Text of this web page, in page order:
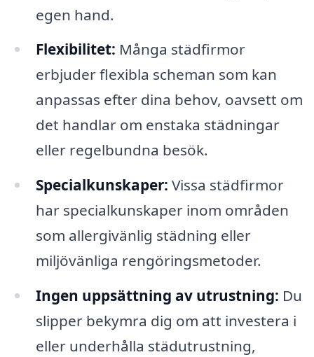
egen hand.
Flexibilitet: Många städfirmor
erbjuder flexibla scheman som kan
anpassas efter dina behov, oavsett om
det handlar om enstaka städningar
eller regelbundna besök.
Specialkunskaper: Vissa städfirmor
har specialkunskaper inom områden
som allergivänlig städning eller
miljövänliga rengöringsmetoder.
Ingen uppsättning av utrustning: Du
slipper bekymra dig om att investera i
eller underhålla städutrustning,